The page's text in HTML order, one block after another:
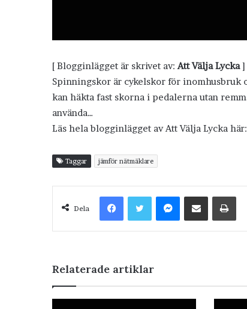
[ Blogginlägget är skrivet av: Att Välja Lycka]
Spinningskor är cykelskor för inomhusbruk
kan häkta fast skorna i pedalerna utan
använda…
Läs hela blogginlägget av Att Välja Lycka här:
Taggar jämför nätmäklare
Dela
FacebookTwitterMessenger
Dela via e-post Skriv ut
Relaterade artiklar